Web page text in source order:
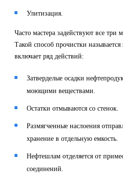
Улитизация.
Часто мастера задействуют все три
Такой способ прочистки
включает ряд действий:
Затверделые осадки
моющими веществами.
Остатки отмываются со стенок.
Размягченные наслоения
хранение в отдельную емкость.
Нефтешлам отделяется от
соединений.